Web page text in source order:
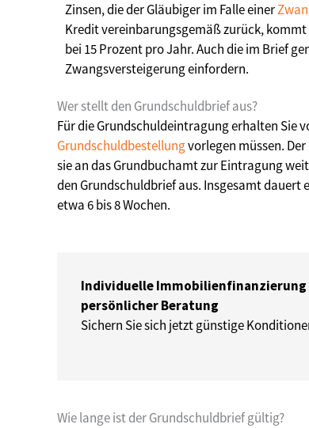
Zinsen, die der Gläubiger im Falle einer
Kredit vereinbarungsgemäß zurück, kommt
bei 15 Prozent pro Jahr. Auch die im Brief
Zwangsversteigerung einfordern.
Wer stellt den Grundschuldbrief aus?
Für die Grundschuldeintragung erhalten Sie
Grundschuldbestellungvorlegen müssen.
sie an das Grundbuchamt zur Eintragung
den Grundschuldbrief aus. Insgesamt
etwa 6 bis 8 Wochen.
Individuelle Immobilienfinanzierung
persönlicher Beratung
Sichern Sie sich jetzt günstige
Wie lange ist der Grundschuldbrief gültig?